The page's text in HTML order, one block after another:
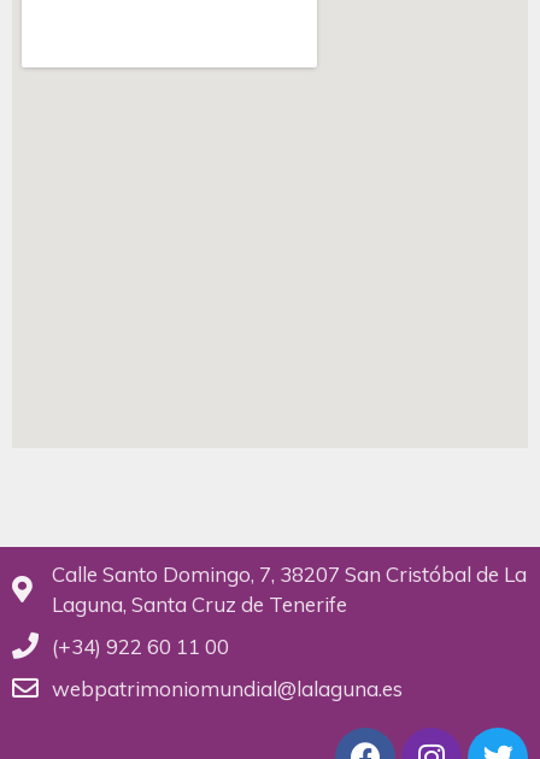
Calle Santo Domingo, 7, 38207 San Cristóbal de La
Laguna, Santa Cruz de Tenerife
(+34) 922 60 11 00
webpatrimoniomundial@lalaguna.es